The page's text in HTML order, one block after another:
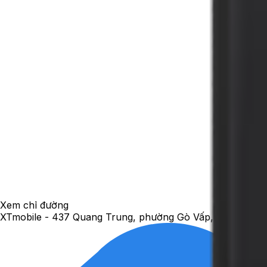
Xem chỉ đường
XTmobile - 437 Quang Trung, phường Gò Vấp, TP. Hồ